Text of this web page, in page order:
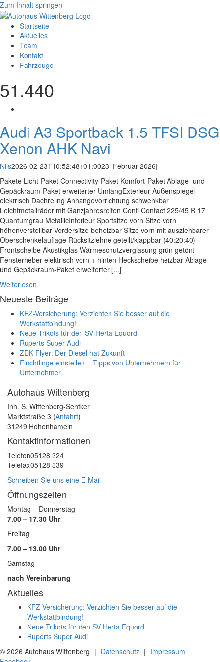
Zum Inhalt springen
Startseite
Aktuelles
Team
Kontakt
Fahrzeuge
51.440
Audi A3 Sportback 1.5 TFSI DSG
Xenon AHK Navi
Nils2026-02-23T10:52:48+01:0023. Februar 2026|
Pakete Licht-Paket Connectivity-Paket Komfort-Paket Ablage- und
Gepäckraum-Paket erweiterter UmfangExterieur Außenspiegel
elektrisch Dachreling Anhängevorrichtung schwenkbar
Leichtmetallräder mit Ganzjahresreifen Conti Contact 225/45 R 17
Quantumgrau MetallicInterieur Sportsitze vorn Sitze vorn
höhenverstellbar Vordersitze beheizbar Sitze vorn mit ausziehbarer
Oberschenkelauflage Rücksitzlehne geteilt/klappbar (40:20:40)
Frontscheibe Akustikglas Wärmeschutzverglasung grün getönt
Fensterheber elektrisch vorn + hinten Heckscheibe heizbar Ablage-
und Gepäckraum-Paket erweiterter [...]
Weiterlesen
Neueste Beiträge
KFZ-Versicherung: Verzichten Sie besser auf die
Werkstattbindung!
Neue Trikots für den SV Herta Equord
Ruperts Super Audi
ZDK-Flyer: Der Diesel hat Zukunft
Flüchtlinge einstellen – Tipps von Unternehmern für
Unternehmer
Autohaus Wittenberg
Inh. S. Wittenberg-Sentker
Marktstraße 3 (Anfahrt)
31249 Hohenhameln
Kontaktinformationen
Telefon05128 324
Telefax05128 339
Schreiben Sie uns eine E-Mail
Öffnungszeiten
Montag – Donnerstag
7.00 – 17.30 Uhr
Freitag
7.00 – 13.00 Uhr
Samstag
nach Vereinbarung
Aktuelles
KFZ-Versicherung: Verzichten Sie besser auf die
Werkstattbindung!
Neue Trikots für den SV Herta Equord
Ruperts Super Audi
© 2026 Autohaus Wittenberg | Datenschutz | Impressum